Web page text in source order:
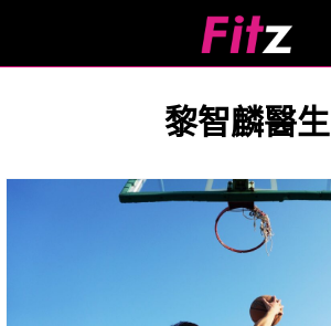
黎智麟醫生